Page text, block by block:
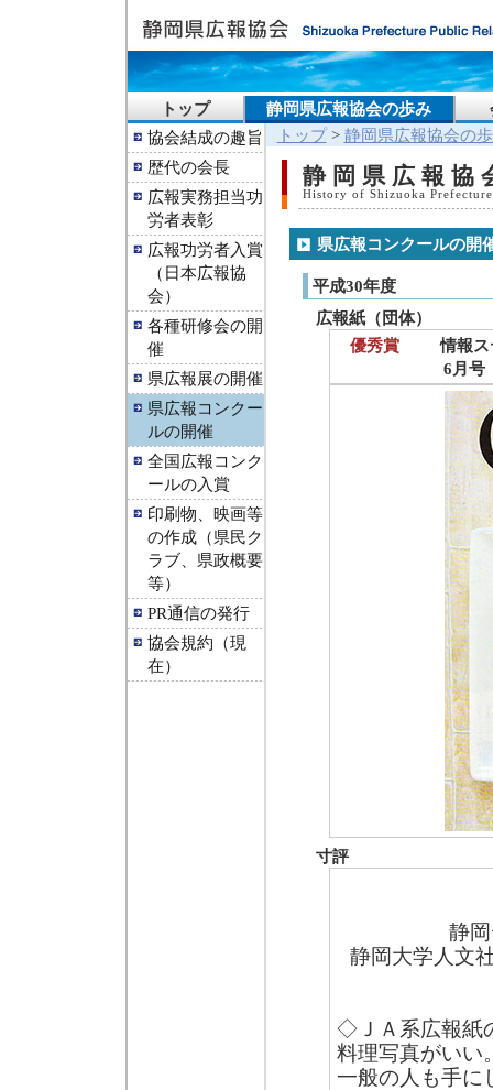
トップ 静岡県広報協会の歩み
協会結成の趣旨
歴代の会長
広報実務担当功
労者表彰
広報功労者入賞
（日本広報協
会）
各種研修会の開
催
県広報展の開催
県広報コンクー
ルの開催
全国広報コンク
ールの入賞
印刷物、映画等
の作成（県民ク
ラブ、県政概要
等）
PR通信の発行
協会規約（現
在）
トップ> 静岡県広報協会の
静岡県広報協
History of Shizuoka
県広報コンクールの開
平成30年度
広報紙（団体）
優秀賞
情報
6月号
寸評
静
静岡大学人文
◇ＪＡ系広報紙
料理写真がいい
一般の人も手に